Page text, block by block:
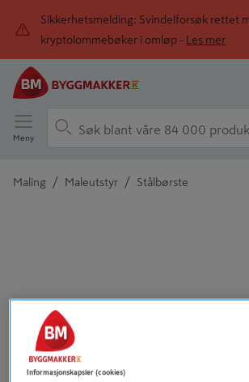
Sikkerhetsmelding: Svindelforsøk rettet
kryptolommebøker i omløp -
Les mer
Meny
Maling / Maleutstyr / Stålbørste
Informasjonskapsler (cookies)